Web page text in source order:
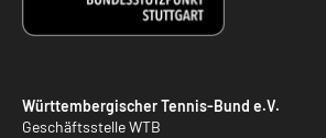
Württembergischer Tennis-Bund e.V.
Geschäftsstelle WTB